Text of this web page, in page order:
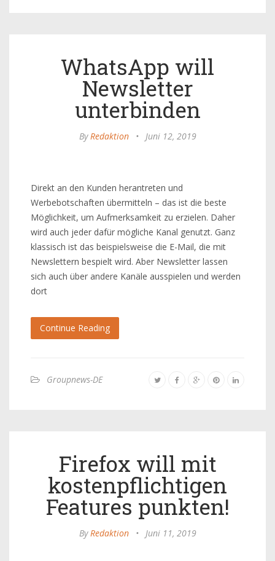
WhatsApp will
Newsletter
unterbinden
ByRedaktion • Juni 12, 2019
Direkt an den Kunden herantreten und
Werbebotschaften übermitteln – das ist die beste
Möglichkeit, um Aufmerksamkeit zu erzielen. Daher
wird auch jeder dafür mögliche Kanal genutzt. Ganz
klassisch ist das beispielsweise die E-Mail, die mit
Newslettern bespielt wird. Aber Newsletter lassen
sich auch über andere Kanäle ausspielen und werden
dort
Continue Reading
Groupnews-DE
Firefox will mit
kostenpflichtigen
Features punkten!
ByRedaktion • Juni 11, 2019